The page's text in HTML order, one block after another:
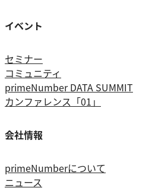
イベント
セミナー
コミュニティ
primeNumber DATA SUMMIT
カンファレンス「01」
会社情報
primeNumberについて
ニュース